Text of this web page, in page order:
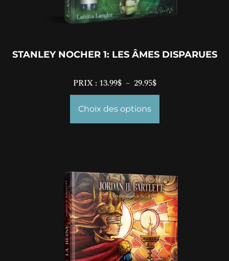
STANLEY NOCHER 1: LES ÂMES DISPARUES
PRIX : 13.99$ – 29.95$
Choix des options